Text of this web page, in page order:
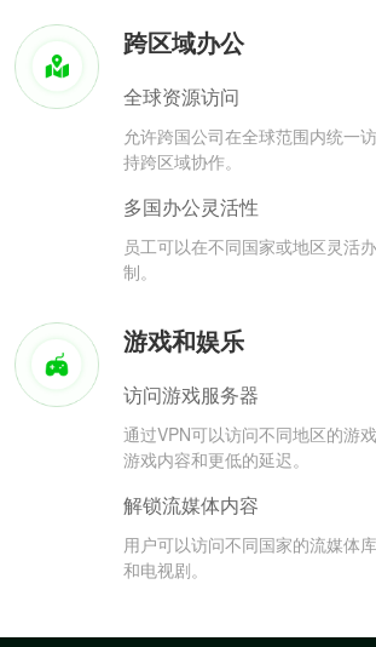
跨区域办公
全球资源访问
允许跨国公司在全球范围内统一
持跨区域协作。
多国办公灵活性
员工可以在不同国家或地区灵活
制。
游戏和娱乐
访问游戏服务器
通过VPN可以访问不同地区的游
游戏内容和更低的延迟。
解锁流媒体内容
用户可以访问不同国家的流媒体
和电视剧。